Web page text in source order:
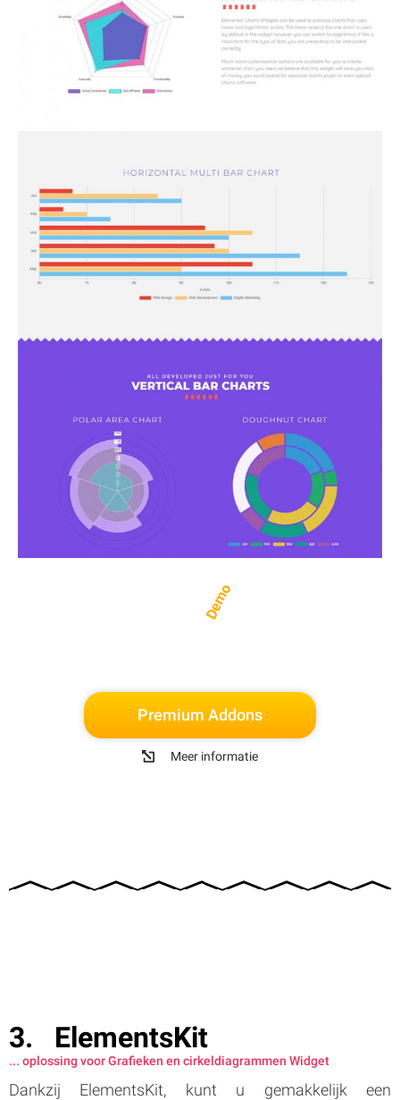
Demo
Premium Addons
Meer informatie
ElementsKit
... oplossing voor Grafieken en cirkeldiagrammen Widget
Dankzij ElementsKit, kunt u gemakkelijk een